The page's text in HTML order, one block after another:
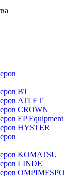
BT
ATLET
CROWN
EP Equipment
HYSTER
KOMATSU
LINDE
OMPIMESPO